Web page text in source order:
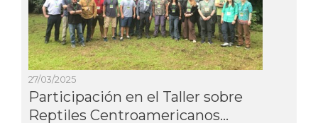
27/03/2025
Participación en el Taller sobre
Reptiles Centroamericanos...